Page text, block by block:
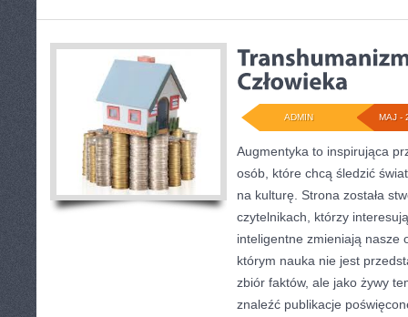
MAJ -
ADMIN
Augmentyka to inspirująca
osób, które chcą śledzić
na kulturę. Strona została
czytelnikach, którzy
inteligentne zmieniają nasze
którym nauka nie jest
zbiór faktów, ale jako żywy
znaleźć publikacje